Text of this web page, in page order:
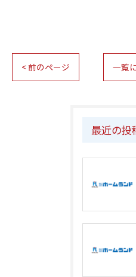
< 前のページ 一覧
最近の投